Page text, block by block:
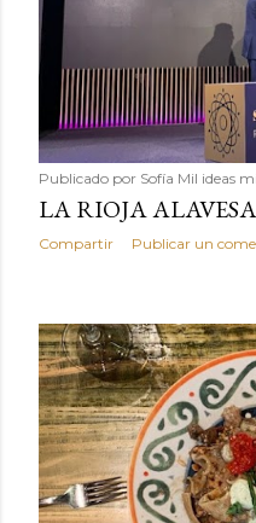
Publicado por Sofía Mil ideas
LA RIOJA
Compartir Publicar un